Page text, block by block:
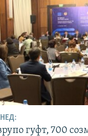
гуфт, 700